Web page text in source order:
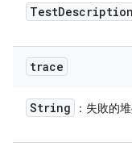
TestDescription
trace
String ：失敗的